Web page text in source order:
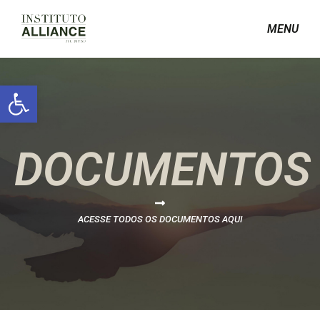
MENU
DOCUMENTOS
ACESSE TODOS OS DOCUMENTOS AQUI
Abrir a barra de ferramentas